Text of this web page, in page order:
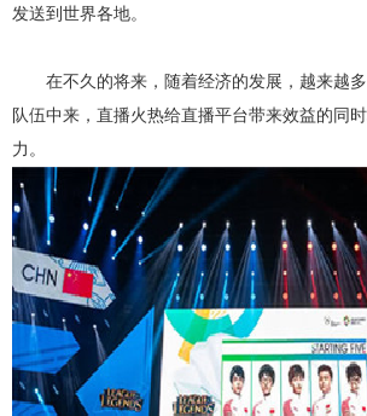
GPU加速服务器
弹性伸缩
云硬盘备份
SSL证书
DDoS高防IP
虚拟私有云VPC
NAT网关
弹性公网IP
负载均衡
虚拟专网VPN
CDN（敬请期待）
云运维
云监控
访问控制（敬请期待）
香港云服务器
美国云服务器
发送到世界各地。
在不久的将来，随着经济的发展，越来越
队伍中来，直播火热给直播平台带来效益的同
力。